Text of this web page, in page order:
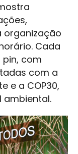
organização
Cada
com
com a
e a COP30,
ambiental.